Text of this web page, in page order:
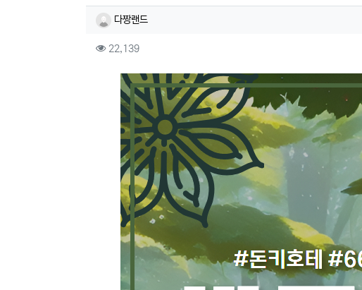
작성자 정보
다짱랜드
컨텐츠 정보
22,139조회